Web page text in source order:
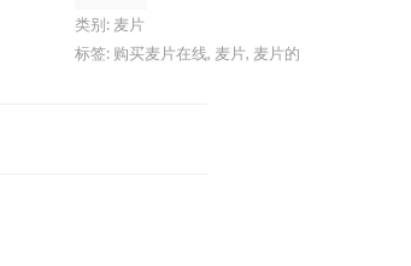
类别: 麦片
标签: 购买麦片在线, 麦片, 麦片的